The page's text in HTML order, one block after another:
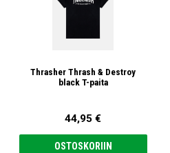
Thrasher Thrash & Destroy
black T-paita
44,95 €
OSTOSKORIIN